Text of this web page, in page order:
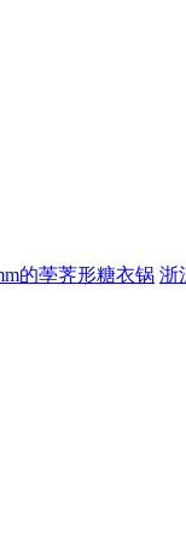
的荸荠形糖衣锅 浙